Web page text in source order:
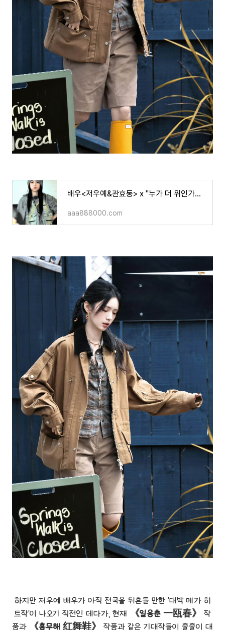
배우<저우예&관효동> x "누가 더 위인가요?!"(기사)
aaa888000.com
하지만 저우예 배우가 아직 전국을 뒤흔들 만한 '대박 메가 히
트작'이 나오기 직전인 데다가, 현재
《일옹춘 一瓯春》
작
품과
《홍무해 红舞鞋》 작품과 같은 기대작들이 줄줄이 대